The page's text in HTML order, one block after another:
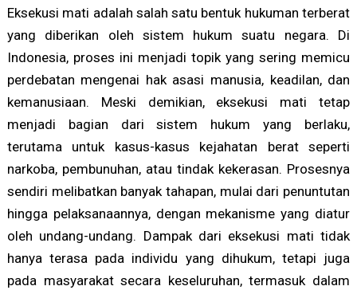
Eksekusi mati adalah salah satu bentuk hukuman terberat
yang diberikan oleh sistem hukum suatu negara. Di
Indonesia, proses ini menjadi topik yang sering memicu
perdebatan mengenai hak asasi manusia, keadilan, dan
kemanusiaan. Meski demikian, eksekusi mati tetap
menjadi bagian dari sistem hukum yang berlaku,
terutama untuk kasus-kasus kejahatan berat seperti
narkoba, pembunuhan, atau tindak kekerasan. Prosesnya
sendiri melibatkan banyak tahapan, mulai dari penuntutan
hingga pelaksanaannya, dengan mekanisme yang diatur
oleh undang-undang. Dampak dari eksekusi mati tidak
hanya terasa pada individu yang dihukum, tetapi juga
pada masyarakat secara keseluruhan, termasuk dalam